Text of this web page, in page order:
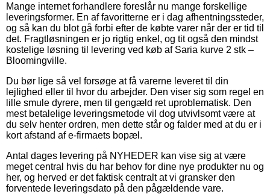
Mange internet forhandlere foreslår nu mange forskellige
leveringsformer. En af favoritterne er i dag afhentningssteder,
og så kan du blot gå forbi efter de købte varer når der er tid til
det. Fragtløsningen er jo rigtig enkel, og tit også den mindst
kostelige løsning til levering ved køb af Saria kurve 2 stk –
Bloomingville.
Du bør lige så vel forsøge at få varerne leveret til din
lejlighed eller til hvor du arbejder. Den viser sig som regel en
lille smule dyrere, men til gengæld ret uproblematisk. Den
mest betalelige leveringsmetode vil dog utvivlsomt være at
du selv henter ordren, men dette står og falder med at du er i
kort afstand af e-firmaets bopæl.
Antal dages levering på NYHEDER kan vise sig at være
meget central hvis du har behov for dine nye produkter nu og
her, og herved er det faktisk centralt at vi gransker den
forventede leveringsdato på den pågældende vare.